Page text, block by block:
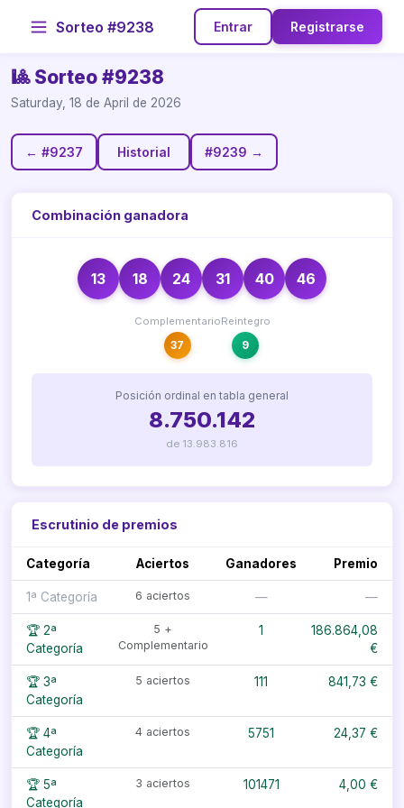
Sorteo #9238 Entrar Registrarse
🎱 Sorteo #9238
Saturday, 18 de April de 2026
← #9237 Historial #9239 →
Combinación ganadora
13 18 24 31 40 46
Complementario
37
Reintegro
9
Posición ordinal en tabla general
8.750.142
de 13.983.816
Escrutinio de premios
Categoría Aciertos Ganadores Premio
1ª Categoría 6 aciertos — —
🏆 2ª
Categoría
5 +
Complementario
1
186.864,08
€
🏆 3ª
Categoría
5 aciertos 111 841,73 €
🏆 4ª
Categoría
4 aciertos 5751 24,37 €
🏆 5ª
Categoría
3 aciertos 101471 4,00 €